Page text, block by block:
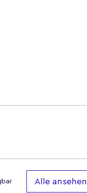
Alle ansehen